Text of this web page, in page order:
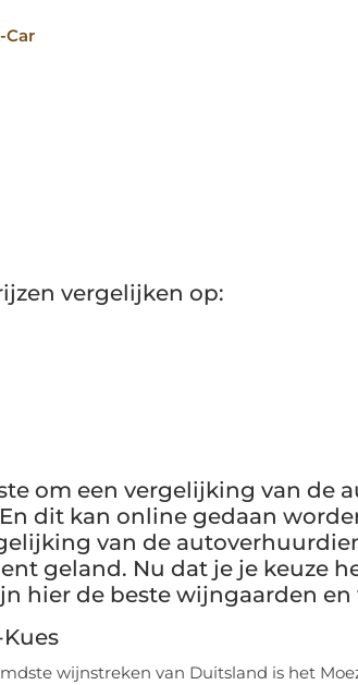
Car
vergelijken op:
om een vergelijking van de
dit kan online gedaan
van de
geland. Nu dat je je keuze
hier de beste wijngaarden
wijnstreken van Duitsland is het